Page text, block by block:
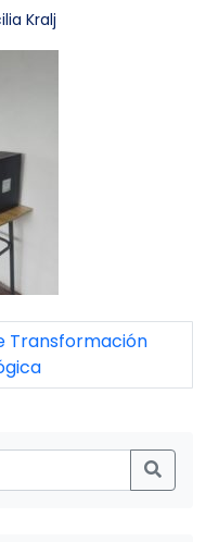
Kralj
Transformación